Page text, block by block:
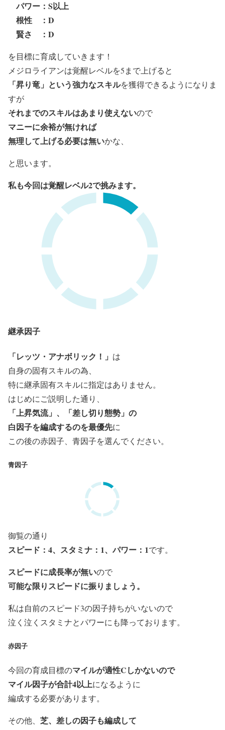
パワー：S以上
根性 ：D
賢さ ：D
を目標に育成していきます！
メジロライアンは覚醒レベルを5まで上げると
「昇り竜」という強力なスキルを獲得できるようになりま
すが
それまでのスキルはあまり使えないので
マニーに余裕が無ければ
無理して上げる必要は無いかな、
と思います。
私も今回は覚醒レベル2で挑みます。
継承因子
「レッツ・アナボリック！」 は
自身の固有スキルの為、
特に継承固有スキルに指定はありません。
はじめにご説明した通り、
「上昇気流」、「差し切り態勢」の
白因子を編成するのを最優先に
この後の赤因子、青因子を選んでください。
青因子
御覧の通り
スピード：4、スタミナ：1、パワー：1です。
スピードに成長率が無いので
可能な限りスピードに振りましょう。
私は自前のスピード3の因子持ちがいないので
泣く泣くスタミナとパワーにも降っております。
赤因子
今回の育成目標のマイルが適性Cしかないので
マイル因子が合計4以上になるように
編成する必要があります。
その他、 芝、差しの因子も編成して